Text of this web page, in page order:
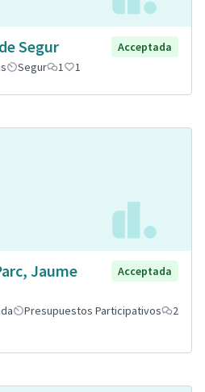
Segur
Acceptada
Segur 1 1
Jaume
Acceptada
Presupuestos Participativos
2